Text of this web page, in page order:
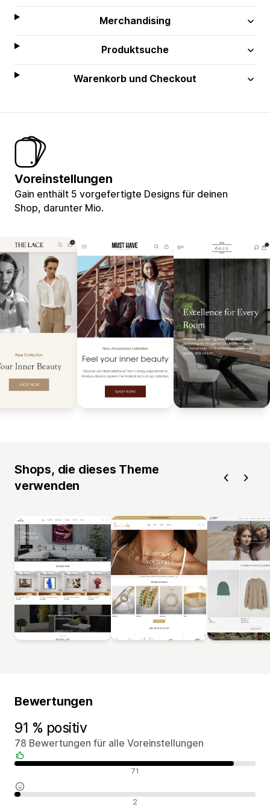
Merchandising
Produktsuche
Warenkorb und Checkout
Voreinstellungen
Gain enthält 5 vorgefertigte Designs für deinen
Shop, darunter Mio.
Shops, die dieses Theme
verwenden
Bewertungen
91 % positiv
78 Bewertungen für alle Voreinstellungen
Positive Bewertungen 71
Neutrale Bewertungen 2